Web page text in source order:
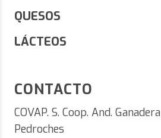
QUESOS
LÁCTEOS
CONTACTO
COVAP. S. Coop. And.
Pedroches